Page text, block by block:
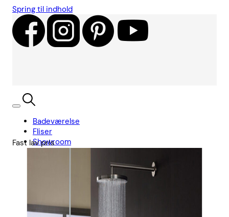
Spring til indhold
Badeværelse
Fliser
Showroom
Fast lav pris